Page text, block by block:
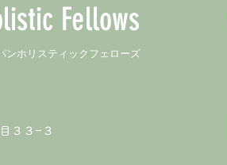
Fellows
ホリスティックフェローズ
３３−３